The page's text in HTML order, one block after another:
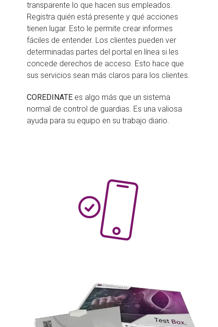
transparente lo que hacen sus empleados.
Registra quién está presente y qué acciones
tienen lugar. Esto le permite crear informes
fáciles de entender. Los clientes pueden ver
determinadas partes del portal en línea si les
concede derechos de acceso. Esto hace que
sus servicios sean más claros para los clientes.
COREDINATE es algo más que un sistema
normal de control de guardias. Es una valiosa
ayuda para su equipo en su trabajo diario.